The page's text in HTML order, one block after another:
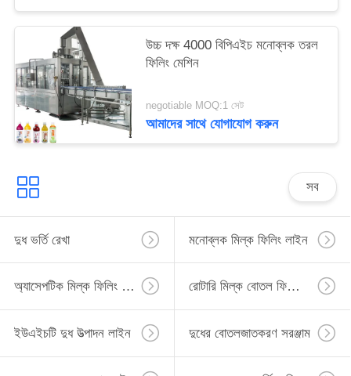
উচ্চ দক্ষ 4000 বিপিএইচ মনোব্লক তরল
ফিলিং মেশিন
negotiable MOQ:1 সেট
আমাদের সাথে যোগাযোগ করুন
সব
দুধ ভর্তি রেখা মনোব্লক মিল্ক ফিলিং লাইন
অ্যাসেপটিক মিল্ক ফিলিং লাইন রোটারি মিল্ক বোতল ফিলিং লাইন
ইউএইচটি দুধ উত্পাদন লাইন দুধের বোতলজাতকরণ সরঞ্জাম